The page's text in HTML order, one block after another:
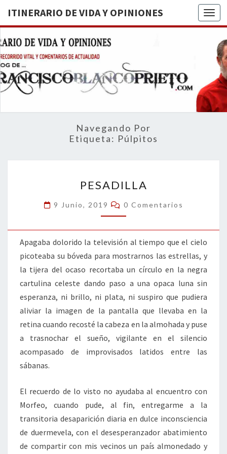
ITINERARIO DE VIDA Y OPINIONES
DE
BREVE
RECORRIDO
VITAL Y
ACTUALIDAD
Navegando Por
Etiqueta: Púlpitos
PESADILLA
9 Junio, 2019 Comentarios
0 Comentarios
Apagaba dolorido la televisión al tiempo que el cielo
picoteaba su bóveda para mostrarnos las estrellas, y
la tijera del ocaso recortaba un círculo en la negra
cartulina celeste dando paso a una opaca luna sin
esperanza, ni brillo, ni plata, ni suspiro que pudiera
aliviar la imagen de la pantalla que llevaba en la
retina cuando recosté la cabeza en la almohada y puse
a trasnochar el sueño, vigilante en el silencio
acompasado de improvisados latidos entre las
sábanas.
El recuerdo de lo visto no ayudaba al encuentro con
Morfeo, cuando pude, al fin, entregarme a la
transitoria desaparición diaria en dulce inconsciencia
de duermevela, con el desesperanzador abatimiento
de compartir con mis vecinos un país almonedado y